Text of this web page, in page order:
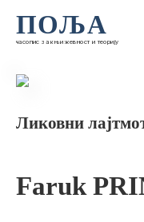
ПОЉА
часопис за књижевност и теорију
Ликовни
Faruk